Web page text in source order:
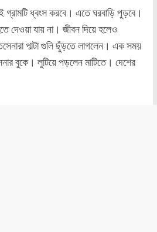
ধ্বংস করবে। এতে ঘরবাড়ি পুড়বে।
দেওয়া যায় না। জীবন দিয়ে হলেও
পাল্টা গুলি ছুঁড়তে লাগলেন। এক সময়
বুকে। লুটিয়ে পড়লেন মাটিতে। দেশের